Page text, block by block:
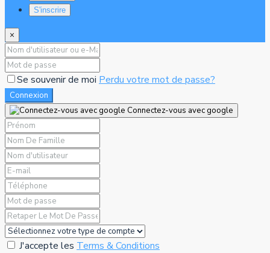
S'inscrire
×
Se souvenir de moi Perdu votre mot de passe?
Connexion
Connectez-vous avec google
J'accepte les Terms & Conditions